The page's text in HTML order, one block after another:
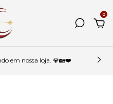
0
em nossa loja. 💎🏡❤️